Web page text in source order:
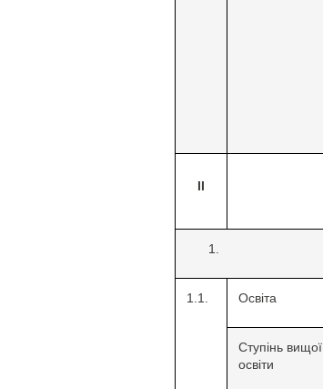
ІІ
1.1. Освіта
Ступінь вищої
освіти